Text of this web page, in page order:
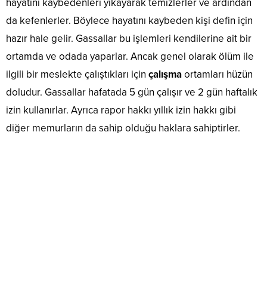
hayatını kaybedenleri yıkayarak temizlerler ve ardından
da kefenlerler. Böylece hayatını kaybeden kişi defin için
hazır hale gelir. Gassallar bu işlemleri kendilerine ait bir
ortamda ve odada yaparlar. Ancak genel olarak ölüm ile
ilgili bir meslekte çalıştıkları için çalışmaortamları hüzün
doludur. Gassallar hafatada 5 gün çalışır ve 2 gün haftalık
izin kullanırlar. Ayrıca rapor hakkı yıllık izin hakkı gibi
diğer memurların da sahip olduğu haklara sahiptirler.